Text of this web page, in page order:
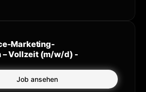
Marketing-
– Vollzeit (m/w/d) -
Job ansehen